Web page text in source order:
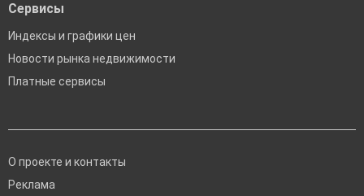
Сервисы
Индексы и графики цен
Новости рынка недвижимости
Платные сервисы
О проекте и контакты
Реклама